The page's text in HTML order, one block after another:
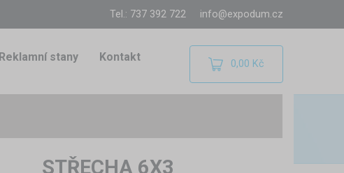
Tel.: 737 392 722 info@expodum.cz
Reklamní stany Kontakt 0,00 Kč
STŘECHA 6X3